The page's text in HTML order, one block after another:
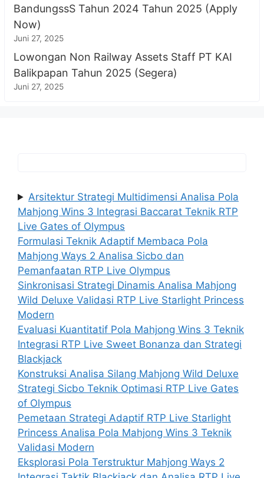
BandungssS Tahun 2024 Tahun 2025 (Apply
Now)
Juni 27, 2025
Lowongan Non Railway Assets Staff PT KAI
Balikpapan Tahun 2025 (Segera)
Juni 27, 2025
Arsitektur Strategi Multidimensi Analisa Pola
Mahjong Wins 3 Integrasi Baccarat Teknik RTP
Live Gates of Olympus
Formulasi Teknik Adaptif Membaca Pola
Mahjong Ways 2 Analisa Sicbo dan
Pemanfaatan RTP Live Olympus
Sinkronisasi Strategi Dinamis Analisa Mahjong
Wild Deluxe Validasi RTP Live Starlight Princess
Modern
Evaluasi Kuantitatif Pola Mahjong Wins 3 Teknik
Integrasi RTP Live Sweet Bonanza dan Strategi
Blackjack
Konstruksi Analisa Silang Mahjong Wild Deluxe
Strategi Sicbo Teknik Optimasi RTP Live Gates
of Olympus
Pemetaan Strategi Adaptif RTP Live Starlight
Princess Analisa Pola Mahjong Wins 3 Teknik
Validasi Modern
Eksplorasi Pola Terstruktur Mahjong Ways 2